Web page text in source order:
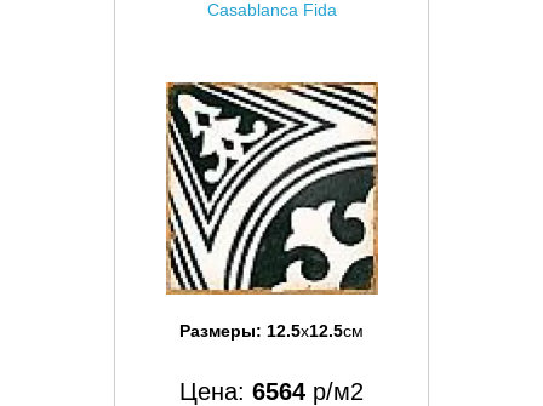
Casablanca Fida
Размеры: 12.5x12.5см
Цена: 6564 р/м2